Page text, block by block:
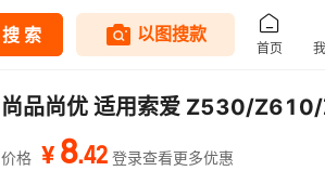
尚品尚优 适用索爱 Z530/
价格 ¥ 8.42 登录查看更多优惠